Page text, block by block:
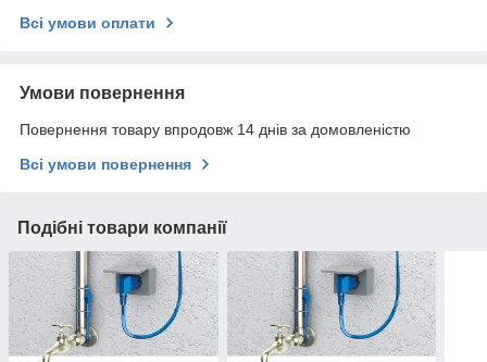
Всі умови оплати
Умови повернення
Повернення товару впродовж 14 днів за домовленістю
Всі умови повернення
Подібні товари компанії